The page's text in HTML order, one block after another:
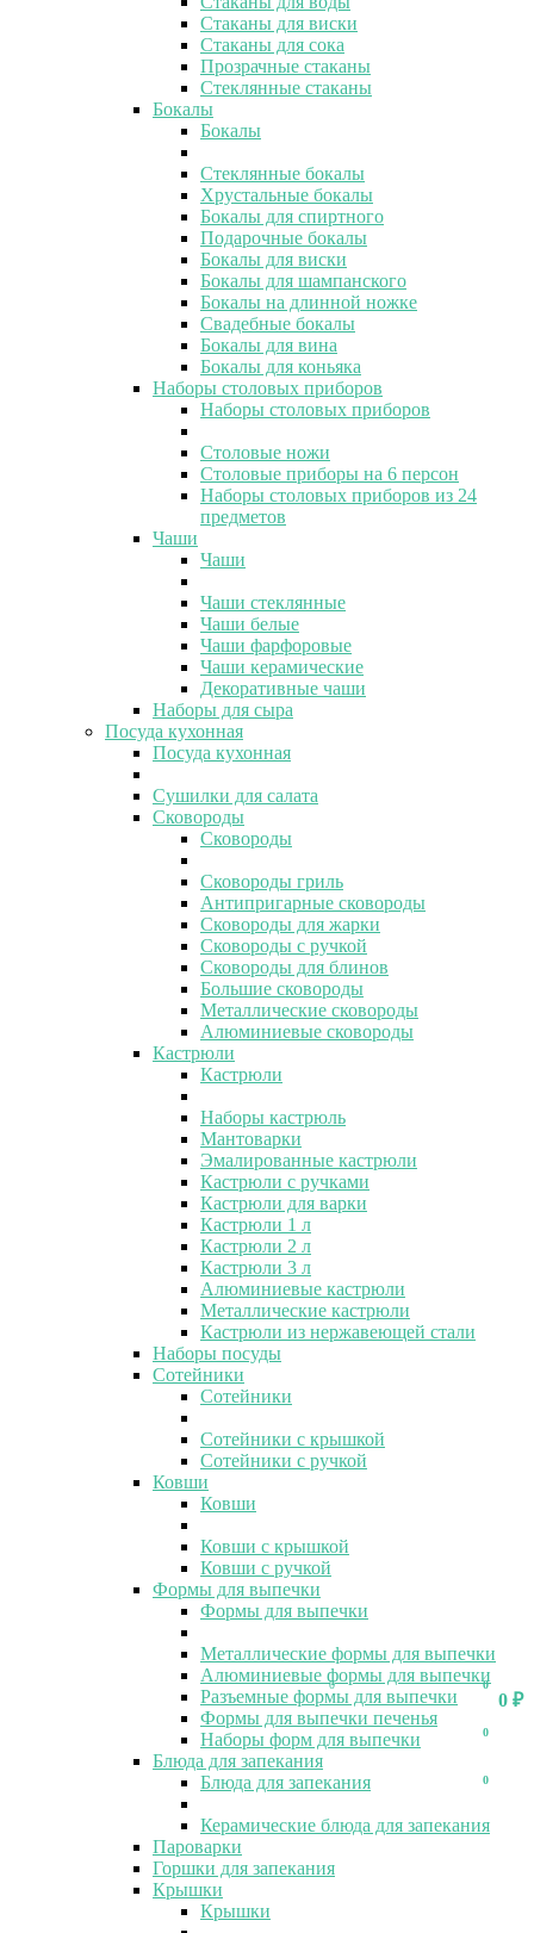
0
0 ₽
0
0
0
Стаканы для виски
Стаканы для сока
Прозрачные стаканы
Стеклянные стаканы
Бокалы
Бокалы
Стеклянные бокалы
Хрустальные бокалы
Бокалы для спиртного
Подарочные бокалы
Бокалы для виски
Бокалы для шампанского
Бокалы на длинной ножке
Свадебные бокалы
Бокалы для вина
Бокалы для коньяка
Наборы столовых приборов
Наборы столовых приборов
Столовые ножи
Столовые приборы на 6 персон
Наборы столовых приборов из 24
предметов
Чаши
Чаши
Чаши стеклянные
Чаши белые
Чаши фарфоровые
Чаши керамические
Декоративные чаши
Наборы для сыра
Посуда кухонная
Посуда кухонная
Сушилки для салата
Сковороды
Сковороды
Сковороды гриль
Антипригарные сковороды
Сковороды для жарки
Сковороды с ручкой
Сковороды для блинов
Большие сковороды
Металлические сковороды
Алюминиевые сковороды
Кастрюли
Кастрюли
Наборы кастрюль
Мантоварки
Эмалированные кастрюли
Кастрюли с ручками
Кастрюли для варки
Кастрюли 1 л
Кастрюли 2 л
Кастрюли 3 л
Алюминиевые кастрюли
Металлические кастрюли
Кастрюли из нержавеющей стали
Наборы посуды
Сотейники
Сотейники
Сотейники с крышкой
Сотейники с ручкой
Ковши
Ковши
Ковши с крышкой
Ковши с ручкой
Формы для выпечки
Формы для выпечки
Металлические формы для выпечки
Алюминиевые формы для выпечки
Разъемные формы для выпечки
Формы для выпечки печенья
Наборы форм для выпечки
Блюда для запекания
Блюда для запекания
Керамические блюда для запекания
Пароварки
Горшки для запекания
Крышки
Крышки